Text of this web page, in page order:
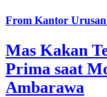
From Kantor Urusan
Mas Kakan
Prima saat
Ambarawa